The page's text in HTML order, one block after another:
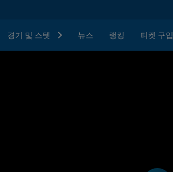
경기 및 스텟 뉴스 랭킹 티켓 구입